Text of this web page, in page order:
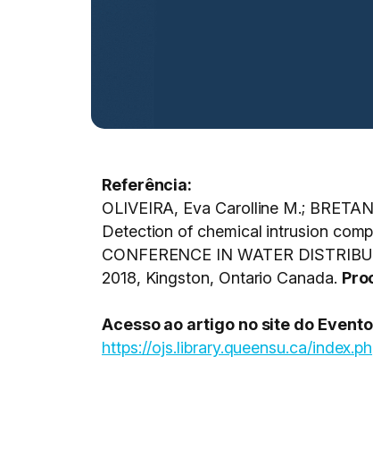
Referência:
OLIVEIRA, Eva Carolline M.;
Detection of chemical intrusion
CONFERENCE IN WATER
2018, Kingston, Ontario Canada.
Acesso ao artigo no site do
https://ojs.library.queensu.ca/